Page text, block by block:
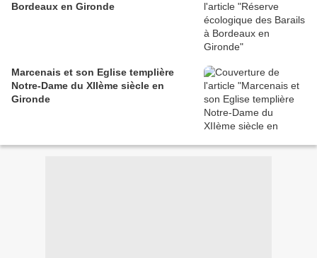
Bordeaux en Gironde
Marcenais et son Eglise templière
Notre-Dame du XIIème siècle en
Gironde